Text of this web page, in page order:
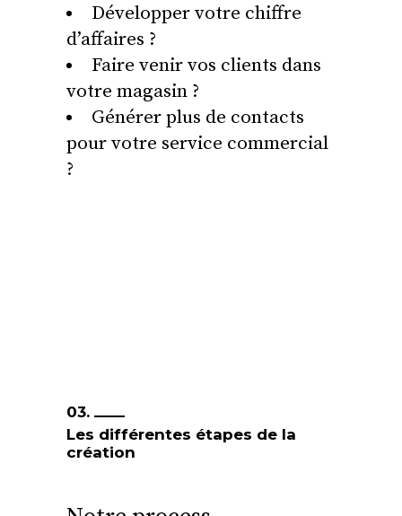
Développer votre chiffre
d’affaires ?
Faire venir vos clients dans
votre magasin ?
Générer plus de contacts
pour votre service commercial
?
03.
Les différentes étapes de la
création